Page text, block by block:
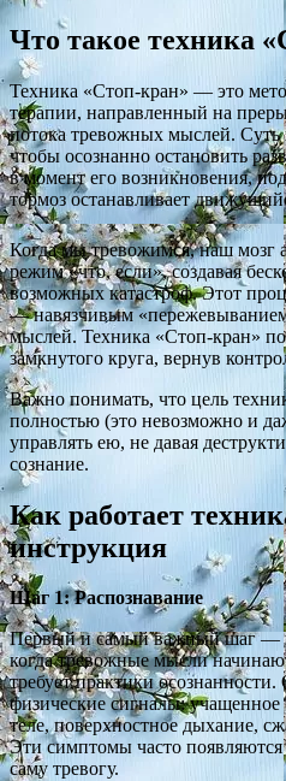
Что такое техника
Техника «Стоп-кран» — это
терапии, направленный на
потока тревожных мыслей. Суть
чтобы осознанно остановить
в момент его возникновения,
тормоз останавливает
Когда мы тревожимся, наш мозг
режим «что, если», создавая
возможных катастроф. Этот
— навязчивым
мыслей. Техника «Стоп-кран»
замкнутого круга, вернув
Важно понимать, что цель
полностью (это невозможно и
управлять ею, не давая
сознание.
Как работает
инструкция
Шаг 1: Распознавание
Первый и самый важный шаг —
когда тревожные мысли
требует практики
физические сигналы:
теле, поверхностное дыхание,
Эти симптомы часто
саму тревогу.